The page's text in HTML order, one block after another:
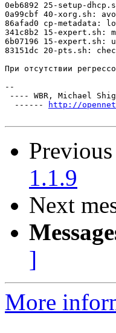
0eb6892 25-setup-
0a99cbf 40-xorg.sh:
86afad0 cp-metadata:
341c8b2 15-expert.sh:
6b07196 15-
83151dc 20-pts.sh:
При отсутствии
--
---- WBR, Michael
  ------
http://
Previous
1.1.9
Next
]
More